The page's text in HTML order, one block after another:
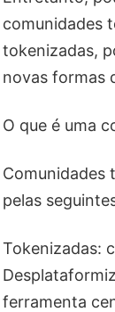
comunidades
tokenizadas,
novas formas
O que é uma
Comunidades
pelas
Tokenizadas:
ferramenta